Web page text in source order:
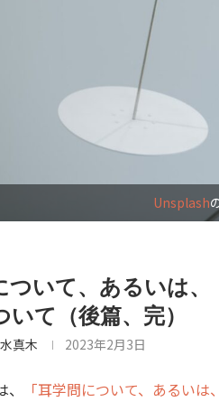
Unsplash
ついて、あるいは
て（後篇、完）
真木 2023年2月3日
「耳学問について、あるい